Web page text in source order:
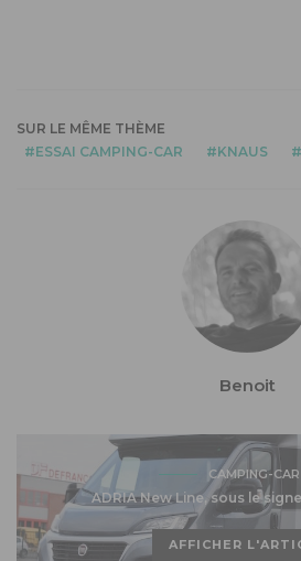
SUR LE MÊME THÈME
ESSAI CAMPING-CAR
KNAUS
Benoit
CAMPING-CAR
ADRIA New Line, sous le
AFFICHER